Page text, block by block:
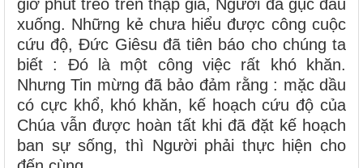
giờ phút treo trên thập giá, Người đã gục đầu
xuống. Những kẻ chưa hiểu được công cuộc
cứu độ, Đức Giêsu đã tiên báo cho chúng ta
biết : Đó là một công việc rất khó khăn.
Nhưng Tin mừng đã bảo đảm rằng : mặc dầu
có cực khổ, khó khăn, kế hoạch cứu độ của
Chúa vẫn được hoàn tất khi đã đặt kế hoạch
ban sự sống, thì Người phải thực hiện cho